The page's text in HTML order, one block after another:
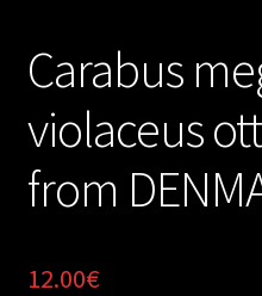
Carabus
violaceus
from
12.00€